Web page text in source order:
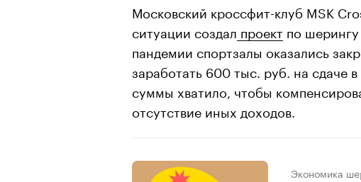
Московский кроссфит-клуб MSK
ситуации создал проект по
пандемии спортзалы оказались
заработать 600 тыс. руб. на сдаче
суммы хватило, чтобы
отсутствие иных доходов.
Экономика